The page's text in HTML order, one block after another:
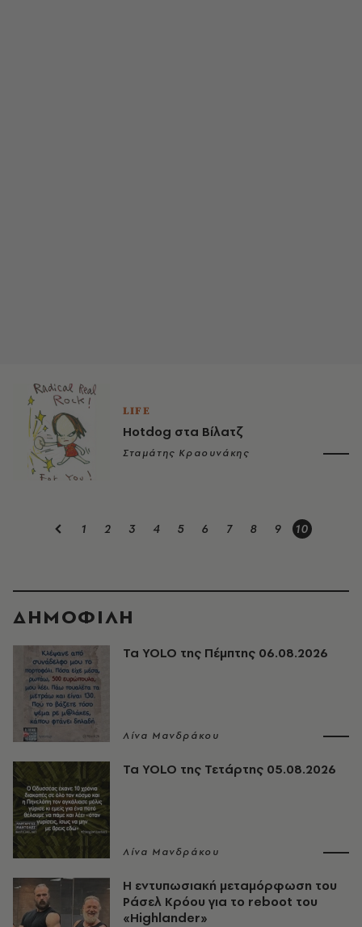
LIFE
Hotdog στα Βίλατζ
Σταμάτης Κραουνάκης
1 2 3 4 5 6 7 8 9 10
ΔΗΜΟΦΙΛΗ
Τα YOLO της Πέμπτης 06.08.2026
Λίνα Μανδράκου
Τα YOLO της Τετάρτης 05.08.2026
Λίνα Μανδράκου
Η εντυπωσιακή μεταμόρφωση του
Ράσελ Κρόου για το reboot του
«Highlander»